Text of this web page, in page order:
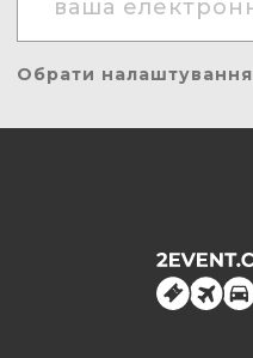
Обрати налаштування